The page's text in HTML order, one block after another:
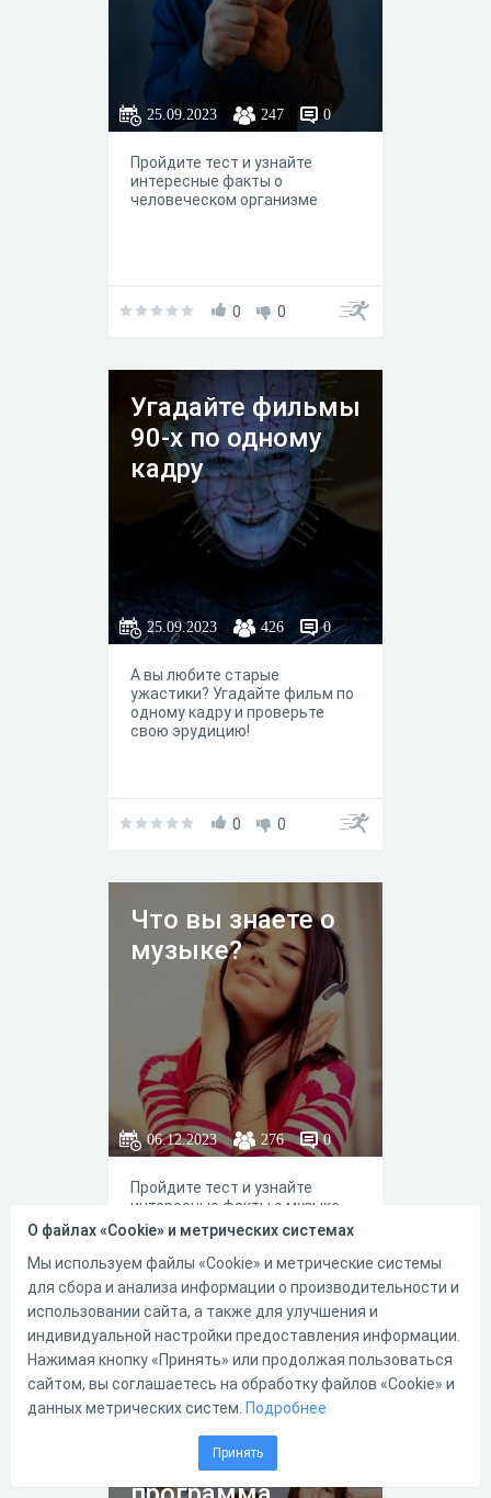
25.09.2023 247 0
Пройдите тест и узнайте
интересные факты о
человеческом организме
0 0
Угадайте фильмы
90-х по одному
кадру
25.09.2023 426 0
А вы любите старые
ужастики? Угадайте фильм по
одному кадру и проверьте
свою эрудицию!
0 0
Что вы знаете о
музыке?
06.12.2023 276 0
Пройдите тест и узнайте
интересные факты о музыке.
Классической и не только
0 0
Физика.
Школьная
О файлах «Cookie» и метрических системах
Мы используем файлы «Cookie» и метрические системы
для сбора и анализа информации о производительности и
использовании сайта, а также для улучшения и
индивидуальной настройки предоставления информации.
Нажимая кнопку «Принять» или продолжая пользоваться
сайтом, вы соглашаетесь на обработку файлов «Cookie» и
данных метрических систем. Подробнее
Принять